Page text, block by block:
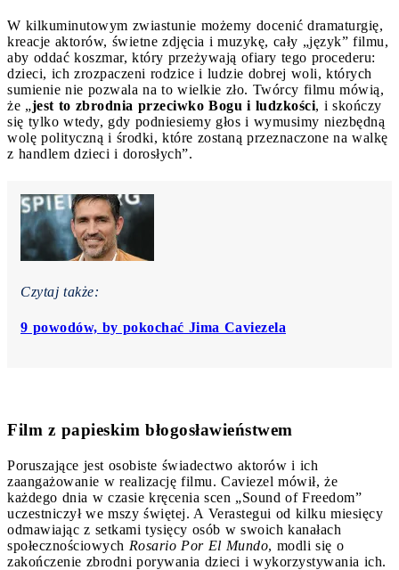
W kilkuminutowym zwiastunie możemy docenić dramaturgię,
kreacje aktorów, świetne zdjęcia i muzykę, cały „język” filmu,
aby oddać koszmar, który przeżywają ofiary tego procederu:
dzieci, ich zrozpaczeni rodzice i ludzie dobrej woli, których
sumienie nie pozwala na to wielkie zło. Twórcy filmu mówią,
że „jest to zbrodnia przeciwko Bogu i ludzkości, i skończy
się tylko wtedy, gdy podniesiemy głos i wymusimy niezbędną
wolę polityczną i środki, które zostaną przeznaczone na walkę
z handlem dzieci i dorosłych”.
Czytaj także:
9 powodów, by pokochać Jima Caviezela
Film z papieskim błogosławieństwem
Poruszające jest osobiste świadectwo aktorów i ich
zaangażowanie w realizację filmu. Caviezel mówił, że
każdego dnia w czasie kręcenia scen „Sound of Freedom”
uczestniczył we mszy świętej. A Verastegui od kilku miesięcy
odmawiając z setkami tysięcy osób w swoich kanałach
społecznościowych Rosario Por El Mundo, modli się o
zakończenie zbrodni porywania dzieci i wykorzystywania ich.